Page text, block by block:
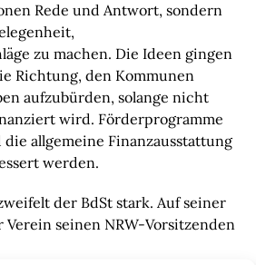
Rede und Antwort, sondern
zu machen. Die Ideen gingen
Richtung, den Kommunen
aufzubürden, solange nicht
wird. Förderprogramme
allgemeine Finanzausstattung
werden.
der BdSt stark. Auf seiner
seinen NRW-Vorsitzenden